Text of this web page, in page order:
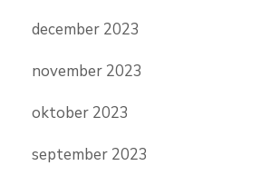
december 2023
november 2023
oktober 2023
september 2023